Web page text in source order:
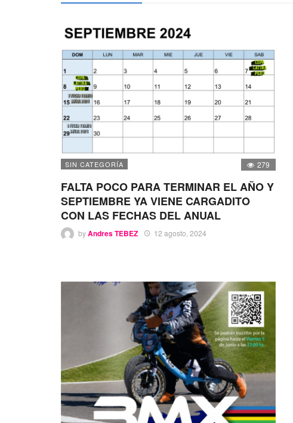
SIN CATEGORÍA 279
FALTA POCO PARA TERMINAR EL AÑO Y
SEPTIEMBRE YA VIENE CARGADITO
CON LAS FECHAS DEL ANUAL
byAndres TEBEZ 12 agosto, 2024